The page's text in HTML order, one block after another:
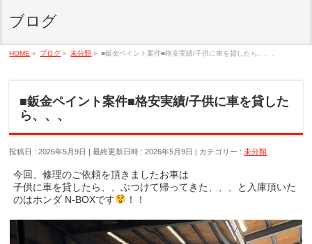
ブログ
HOME » ブログ » 未分類 » ■鈑金ペイント案件■格安実績/子供に車を貸したら、、、
■鈑金ペイント案件■格安実績/子供に車を貸した
ら、、、
投稿日 : 2026年5月9日 最終更新日時 : 2026年5月9日 カテゴリー :未分類
今回、修理のご依頼を頂きましたお車は
子供に車を貸したら、、ぶつけて帰ってきた、、、と入庫頂いた
のはホンダ N-BOXです
！！